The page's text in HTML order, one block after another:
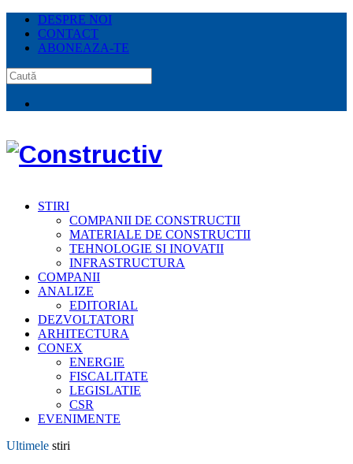
DESPRE NOI
CONTACT
ABONEAZA-TE
STIRI
COMPANII DE CONSTRUCTII
MATERIALE DE CONSTRUCTII
TEHNOLOGIE SI INOVATII
INFRASTRUCTURA
COMPANII
ANALIZE
EDITORIAL
DEZVOLTATORI
ARHITECTURA
CONEX
ENERGIE
FISCALITATE
LEGISLATIE
CSR
EVENIMENTE
Ultimele stiri